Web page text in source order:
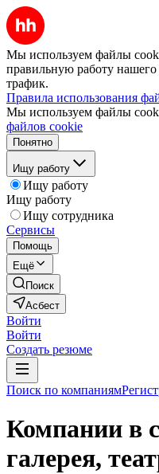
Мы используем файлы
правильную работу нашего
трафик.
Правила использования
Мы используем файлы
файлов cookie
Понятно
Ищу работу
Ищу работу
Ищу работу
Ищу сотрудника
Сервисы
Помощь
Ещё
Поиск
Асбест
Войти
Войти
Создать резюме
Поиск по компаниям
Компании в
галерея,